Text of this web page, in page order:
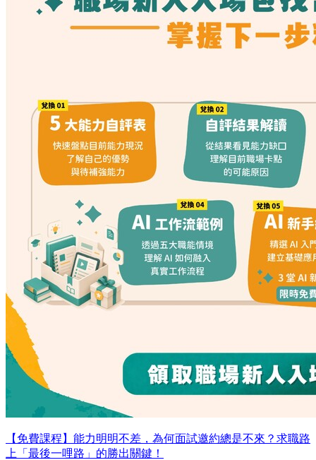
【免費課程】能力明明不差，為何面試邀約總是不來？求職路
上「最後一哩路」的勝出關鍵！